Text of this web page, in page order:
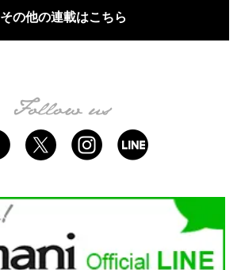
その他の連載はこちら